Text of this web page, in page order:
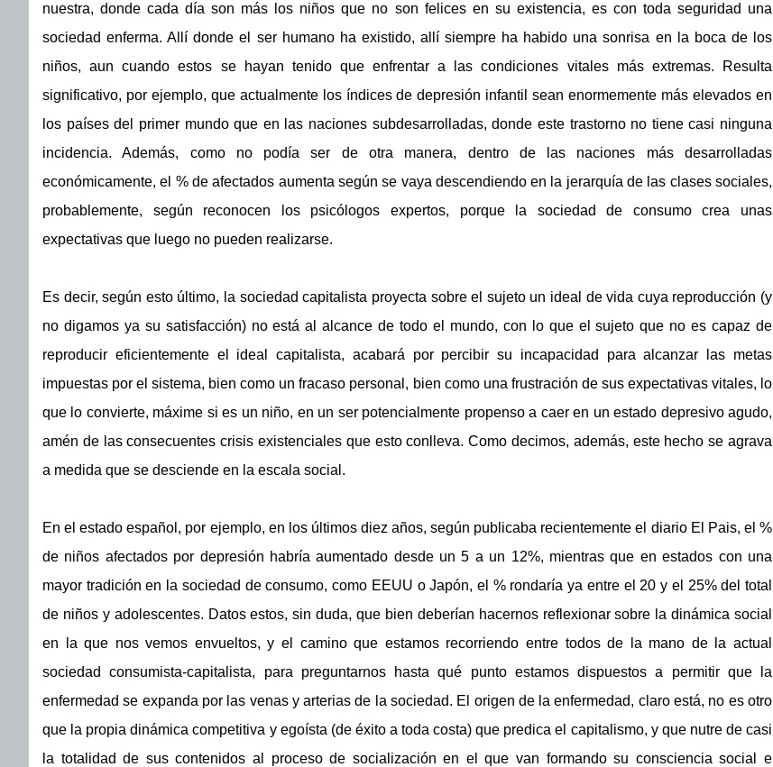
nuestra, donde cada día son más los niños que no son felices en su existencia, es con toda seguridad una
sociedad enferma. Allí donde el ser humano ha existido, allí siempre ha habido una sonrisa en la boca de los
niños, aun cuando estos se hayan tenido que enfrentar a las condiciones vitales más extremas. Resulta
significativo, por ejemplo, que actualmente los índices de depresión infantil sean enormemente más elevados en
los países del primer mundo que en las naciones subdesarrolladas, donde este trastorno no tiene casi ninguna
incidencia. Además, como no podía ser de otra manera, dentro de las naciones más desarrolladas
económicamente, el % de afectados aumenta según se vaya descendiendo en la jerarquía de las clases sociales,
probablemente, según reconocen los psicólogos expertos, porque la sociedad de consumo crea unas
expectativas que luego no pueden realizarse.
Es decir, según esto último, la sociedad capitalista proyecta sobre el sujeto un ideal de vida cuya reproducción (y
no digamos ya su satisfacción) no está al alcance de todo el mundo, con lo que el sujeto que no es capaz de
reproducir eficientemente el ideal capitalista, acabará por percibir su incapacidad para alcanzar las metas
impuestas por el sistema, bien como un fracaso personal, bien como una frustración de sus expectativas vitales, lo
que lo convierte, máxime si es un niño, en un ser potencialmente propenso a caer en un estado depresivo agudo,
amén de las consecuentes crisis existenciales que esto conlleva. Como decimos, además, este hecho se agrava
a medida que se desciende en la escala social.
En el estado español, por ejemplo, en los últimos diez años, según publicaba recientemente el diario El Pais, el %
de niños afectados por depresión habría aumentado desde un 5 a un 12%, mientras que en estados con una
mayor tradición en la sociedad de consumo, como EEUU o Japón, el % rondaría ya entre el 20 y el 25% del total
de niños y adolescentes. Datos estos, sin duda, que bien deberían hacernos reflexionar sobre la dinámica social
en la que nos vemos envueltos, y el camino que estamos recorriendo entre todos de la mano de la actual
sociedad consumista-capitalista, para preguntarnos hasta qué punto estamos dispuestos a permitir que la
enfermedad se expanda por las venas y arterias de la sociedad. El origen de la enfermedad, claro está, no es otro
que la propia dinámica competitiva y egoísta (de éxito a toda costa) que predica el capitalismo, y que nutre de casi
la totalidad de sus contenidos al proceso de socialización en el que van formando su consciencia social e